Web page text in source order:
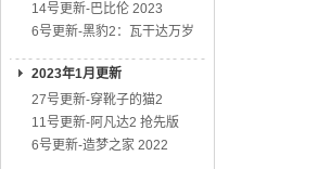
14号更新-巴比伦 2023
6号更新-黑豹2：瓦干达万岁
2023年1月更新
27号更新-穿靴子的猫2
11号更新-阿凡达2 抢先版
6号更新-造梦之家 2022